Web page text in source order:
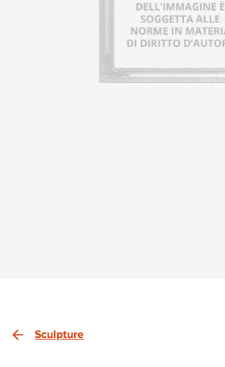
Sculpture